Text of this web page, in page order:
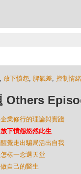
放下憤怨, 脾氣差, 控制情緒
Others
業修行的理論與實踐
下憤怨悠然此生
覺走出騙局活出自我
樣一念選天堂
自己的醫生